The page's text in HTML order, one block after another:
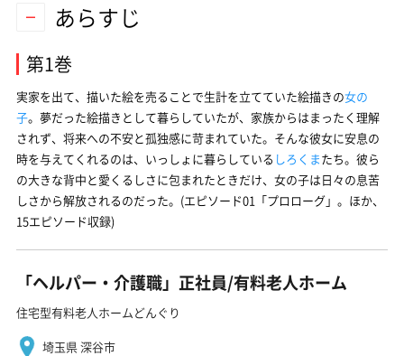
あらすじ
第1巻
実家を出て、描いた絵を売ることで生計を立てていた絵描きの女の
子。夢だった絵描きとして暮らしていたが、家族からはまったく理解
されず、将来への不安と孤独感に苛まれていた。そんな彼女に安息の
時を与えてくれるのは、いっしょに暮らしている しろくまたち。彼ら
の大きな背中と愛くるしさに包まれたときだけ、女の子は日々の息苦
しさから解放されるのだった。(エピソード01「プロローグ」。ほか、
15エピソード収録)
「ヘルパー・介護職」正社員/有料老人ホーム
住宅型有料老人ホームどんぐり
埼玉県 深谷市